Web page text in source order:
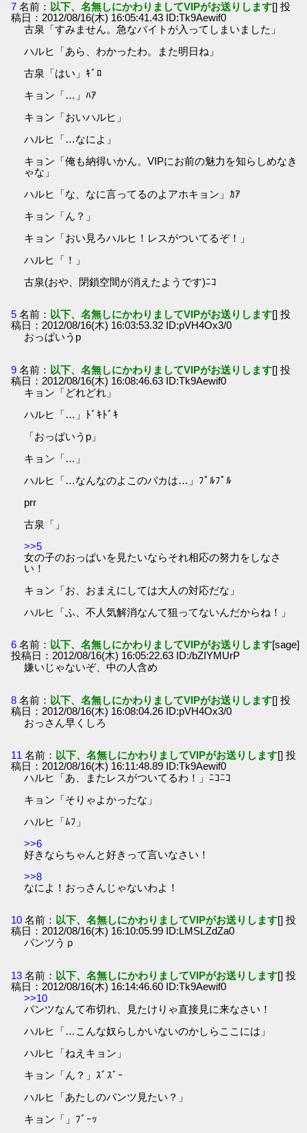
7 名前： 以下、名無しにかわりましてVIPがお送りします[] 投
稿日：2012/08/16(木) 16:05:41.43 ID:Tk9Aewif0
古泉「すみません。急なバイトが入ってしまいました」
ハルヒ「あら、わかったわ。また明日ね」
古泉「はい」ｷﾞﾛ
キョン「…」ﾊｱ
キョン「おいハルヒ」
ハルヒ「…なによ」
キョン「俺も納得いかん。VIPにお前の魅力を知らしめなき
ゃな」
ハルヒ「な、なに言ってるのよアホキョン」ｶｱ
キョン「ん？」
キョン「おい見ろハルヒ！レスがついてるぞ！」
ハルヒ「！」
古泉(おや、閉鎖空間が消えたようです)ﾆｺ
5 名前： 以下、名無しにかわりましてVIPがお送りします[] 投
稿日：2012/08/16(木) 16:03:53.32 ID:pVH4Ox3/0
おっぱいうp
9 名前： 以下、名無しにかわりましてVIPがお送りします[] 投
稿日：2012/08/16(木) 16:08:46.63 ID:Tk9Aewif0
キョン「どれどれ」
ハルヒ「…」ﾄﾞｷﾄﾞｷ
「おっぱいうp」
キョン「…」
ハルヒ「…なんなのよこのバカは…」ﾌﾟﾙﾌﾟﾙ
prr
古泉「」
>>5
女の子のおっぱいを見たいならそれ相応の努力をしなさ
い！
キョン「お、おまえにしては大人の対応だな」
ハルヒ「ふ、不人気解消なんて狙ってないんだからね！」
6 名前： 以下、名無しにかわりましてVIPがお送りします[sage]
投稿日：2012/08/16(木) 16:05:22.63 ID:/bZIYMUrP
嫌いじゃないぞ、中の人含め
8 名前： 以下、名無しにかわりましてVIPがお送りします[] 投
稿日：2012/08/16(木) 16:08:04.26 ID:pVH4Ox3/0
おっさん早くしろ
11 名前： 以下、名無しにかわりましてVIPがお送りします[] 投
稿日：2012/08/16(木) 16:11:48.89 ID:Tk9Aewif0
ハルヒ「あ、またレスがついてるわ！」ﾆｺﾆｺ
キョン「そりゃよかったな」
ハルヒ「ﾑﾌ」
>>6
好きならちゃんと好きって言いなさい！
>>8
なによ！おっさんじゃないわよ！
10 名前： 以下、名無しにかわりましてVIPがお送りします[] 投
稿日：2012/08/16(木) 16:10:05.99 ID:LMSLZdZa0
パンツうｐ
13 名前： 以下、名無しにかわりましてVIPがお送りします[] 投
稿日：2012/08/16(木) 16:14:46.60 ID:Tk9Aewif0
>>10
パンツなんて布切れ、見たけりゃ直接見に来なさい！
ハルヒ「…こんな奴らしかいないのかしらここには」
ハルヒ「ねえキョン」
キョン「ん？」ｽﾞｽﾞｰ
ハルヒ「あたしのパンツ見たい？」
キョン「」ﾌﾞｰｯ